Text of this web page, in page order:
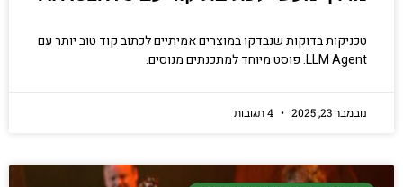
טכניקות בדוקות שנבדקו במוצרים אמיתיים לכתוב קוד טוב יותר עם
LLM Agent. פוסט מיוחד למתכנתים מנוסים.
נובמבר 23, 2025